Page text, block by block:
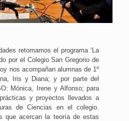
retomamos el programa ‘La
por el Colegio San Gregorio de
nos acompañan alumnas de 1º
Iris y Diana; y por parte del
Mónica, Irene y Alfonso; para
y proyectos llevados a
de Ciencias en el colegio.
que acercan la teoría de estas